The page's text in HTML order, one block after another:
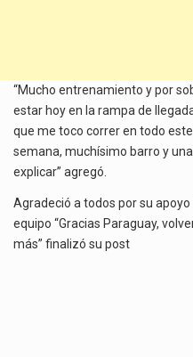
“Mucho entrenamiento y por
estar hoy en la rampa de
que me toco correr en todo
semana, muchísimo barro y
explicar” agregó.
Agradeció a todos por su
equipo “Gracias Paraguay,
más” finalizó su post